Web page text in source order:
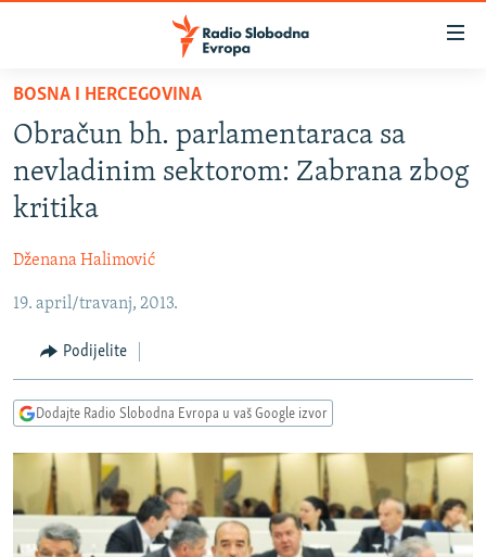
Pređite
glavni
sadržaj
Pređite
na
glavnu
Pređite
pretragu
VIJESTI
BOSNA I HERCEGOVINA
SRBIJA
CRNA GORA
VIZUELNO
VIDEO
INFOGRAFIKE
PODCASTI
KINA NA BALKANU
RSE PRIČE IZ SVIJETA
ISPRIČAJ MI
DNEVNO@RSE
BOSNA I HERCEGOVINA
Obračun bh. parlamentaraca sa
nevladinim sektorom: Zabrana zbog
kritika
Dženana Halimović
19. april/travanj, 2013.
Podijelite
Dodajte Radio Slobodna Evropa u vaš Google izvor